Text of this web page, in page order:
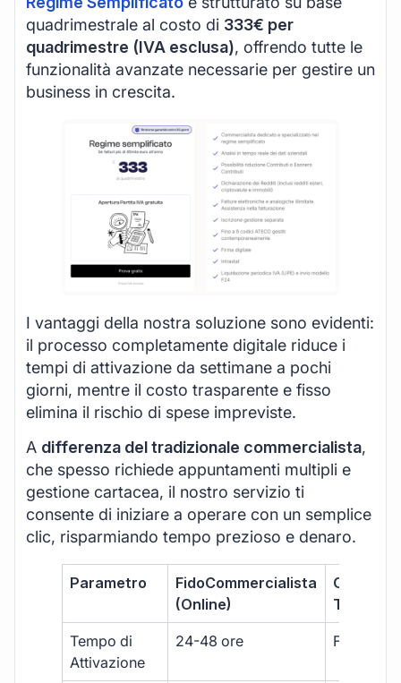
quadrimestrale al costo di 333€ per
quadrimestre (IVA esclusa), offrendo tutte le
funzionalità avanzate necessarie per gestire un
business in crescita.
I vantaggi della nostra soluzione sono evidenti:
il processo completamente digitale riduce i
tempi di attivazione da settimane a pochi
giorni, mentre il costo trasparente e fisso
elimina il rischio di spese impreviste.
A differenza del tradizionale commercialista,
che spesso richiede appuntamenti multipli e
gestione cartacea, il nostro servizio ti
consente di iniziare a operare con un semplice
clic, risparmiando tempo prezioso e denaro.
Parametro
FidoCommercialista
(Online)
Tempo di
Attivazione
24-48 ore Fino a 30